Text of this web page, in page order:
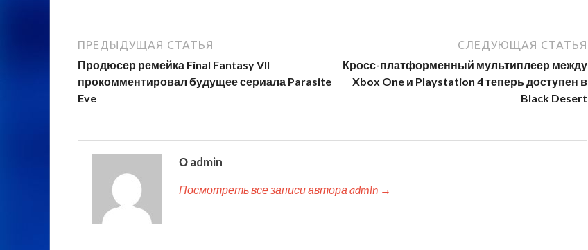
ПРЕДЫДУЩАЯ СТАТЬЯ
Продюсер ремейка Final Fantasy VII
прокомментировал будущее сериала Parasite
Eve
СЛЕДУЮЩАЯ СТАТЬЯ
Кросс-платформенный мультиплеер между
Xbox One и Playstation 4 теперь доступен в
Black Desert
О admin
Посмотреть все записи автора admin →